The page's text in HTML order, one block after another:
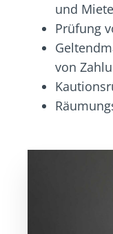
und
Prüfung
von